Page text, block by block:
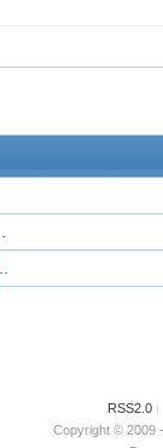
RSS2.0 |
Copyright © 2009